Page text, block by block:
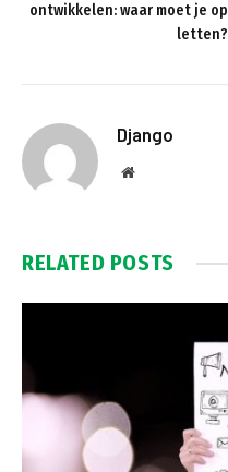
ontwikkelen: waar moet je op
letten?
Django
Website
RELATED POSTS